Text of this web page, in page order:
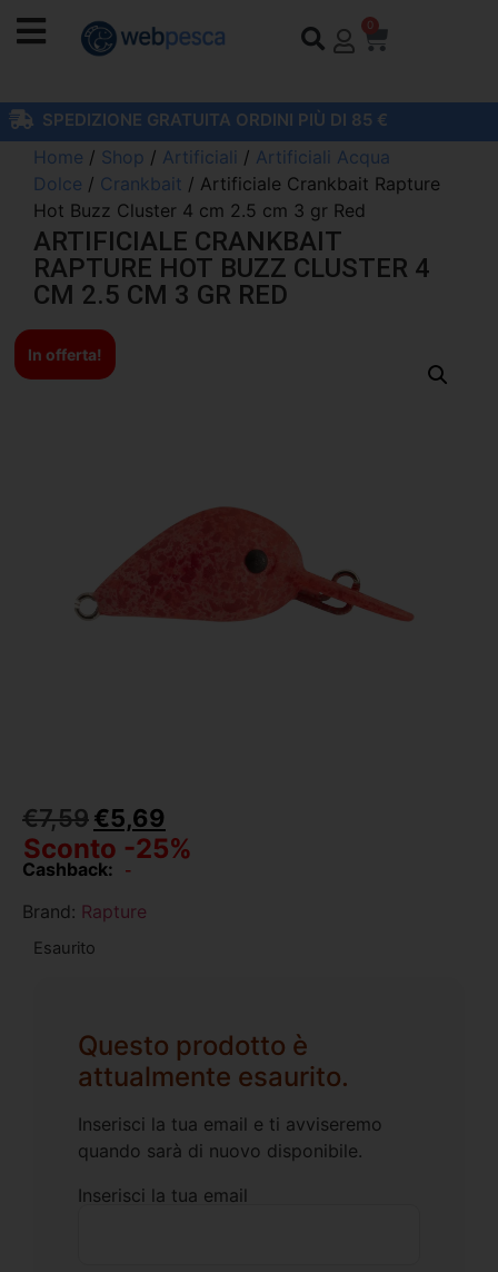
0
SPEDIZIONE GRATUITA ORDINI PIÙ DI 85 €
Home / Shop / Artificiali / Artificiali Acqua
Dolce / Crankbait / Artificiale Crankbait Rapture
Hot Buzz Cluster 4 cm 2.5 cm 3 gr Red
ARTIFICIALE CRANKBAIT
RAPTURE HOT BUZZ CLUSTER 4
CM 2.5 CM 3 GR RED
In offerta!
€7,59€5,69
Sconto -25%
Cashback: -
Brand: Rapture
Esaurito
Questo prodotto è
attualmente esaurito.
Inserisci la tua email e ti avviseremo
quando sarà di nuovo disponibile.
Inserisci la tua email